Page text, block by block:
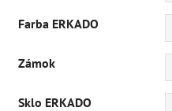
Farba ERKADO
Zámok
Sklo ERKADO